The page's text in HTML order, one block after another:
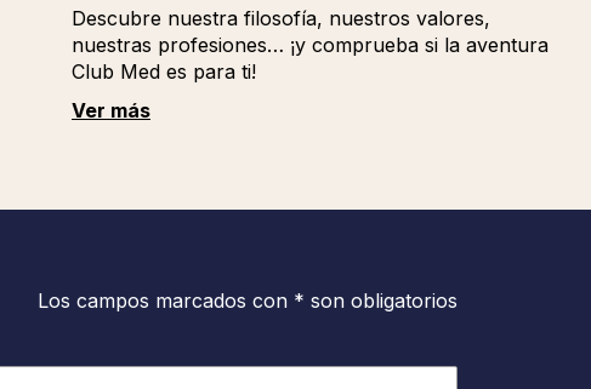
Descubre nuestra filosofía, nuestros valores,
nuestras profesiones… ¡y comprueba si la aventura
Club Med es para ti!
Ver más
Los campos marcados con * son obligatorios